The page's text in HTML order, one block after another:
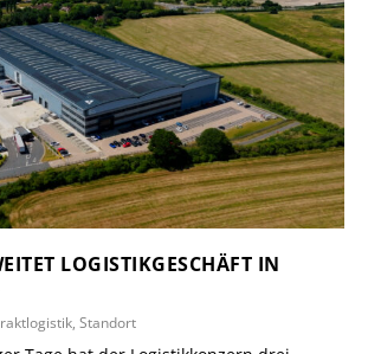
LOGISTIKGESCHÄFT IN
,Standort